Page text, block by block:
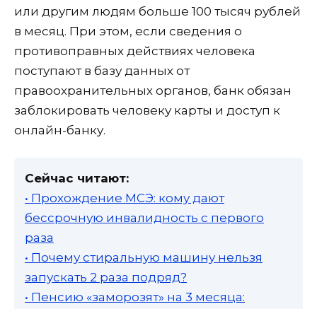
или другим людям больше 100 тысяч рублей
в месяц. При этом, если сведения о
противоправных действиях человека
поступают в базу данных от
правоохранительных органов, банк обязан
заблокировать человеку карты и доступ к
онлайн-банку.
Сейчас читают:
• Прохождение МСЭ: кому дают
бессрочную инвалидность с первого
раза
• Почему стиральную машину нельзя
запускать 2 раза подряд?
• Пенсию «заморозят» на 3 месяца: